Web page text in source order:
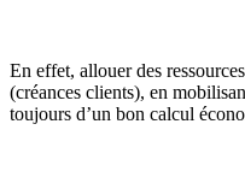
En effet, allouer des
(créances clients), en
toujours d’un bon calcul